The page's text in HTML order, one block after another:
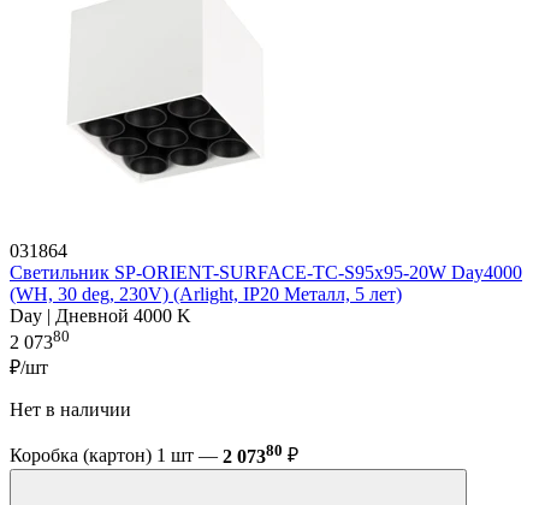
031864
Светильник SP-ORIENT-SURFACE-TC-S95x95-20W Day4000
(WH, 30 deg, 230V) (Arlight, IP20 Металл, 5 лет)
Day | Дневной 4000 K
2 07380
₽/шт
Нет в наличии
Коробка (картон) 1 шт — 2 07380 ₽